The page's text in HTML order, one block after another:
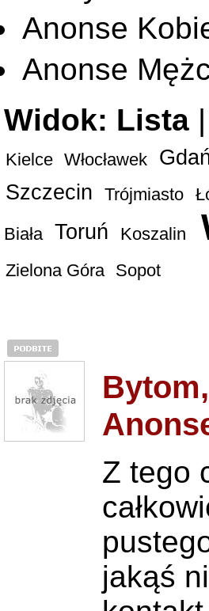
Anonse
Anonse
Widok: Lista |
Kielce Włocławek
Szczecin Trójmiasto
Biała Toruń Koszalin
Zielona Góra Sopot
Z tego
jakąś